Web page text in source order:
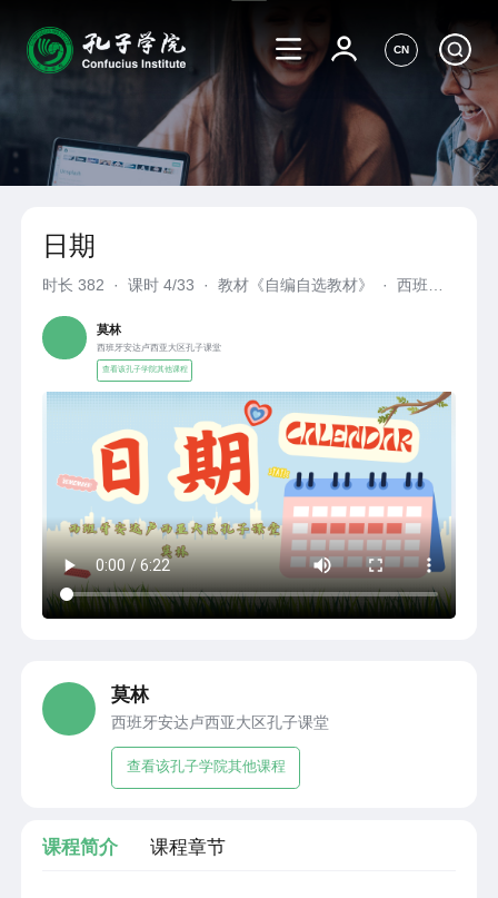
CN
日期
时长382 · 课时 4/33 · 教材《自编自选教材》 ·
西班牙
莫林
西班牙安达卢西亚大区孔子课堂
查看该孔子学院其他课程
莫林
西班牙安达卢西亚大区孔子课堂
查看该孔子学院其他课程
课程简介 课程章节